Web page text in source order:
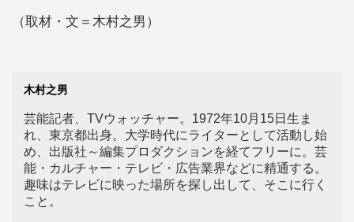
（取材・文＝木村之男）
木村之男
芸能記者、TVウォッチャー。1972年10月15日生ま
れ、東京都出身。大学時代にライターとして活動し始
め、出版社～編集プロダクションを経てフリーに。芸
能・カルチャー・テレビ・広告業界などに精通する。
趣味はテレビに映った場所を探し出して、そこに行く
こと。